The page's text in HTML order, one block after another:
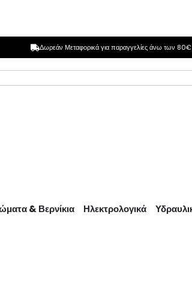
Δωρεάν Μεταφορικά για παραγγελίες άνω των 80€
& Βερνίκια Ηλεκτρολογικά